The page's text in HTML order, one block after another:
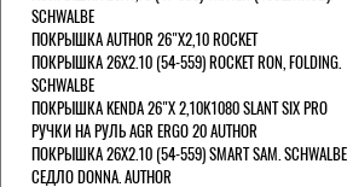
SCHWALBE
ПОКРЫШКА AUTHOR 26"Х2,10 ROCKET
ПОКРЫШКА 26X2.10 (54-559) ROCKET RON, FOLDING.
SCHWALBE
ПОКРЫШКА KENDA 26"Х 2,10K1080 SLANT SIX PRO
РУЧКИ НА РУЛЬ AGR ERGO 20 AUTHOR
ПОКРЫШКА 26X2.10 (54-559) SMART SAM. SCHWALBE
СЕДЛО DONNA. AUTHOR